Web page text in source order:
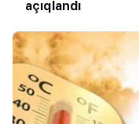
açıqlandı